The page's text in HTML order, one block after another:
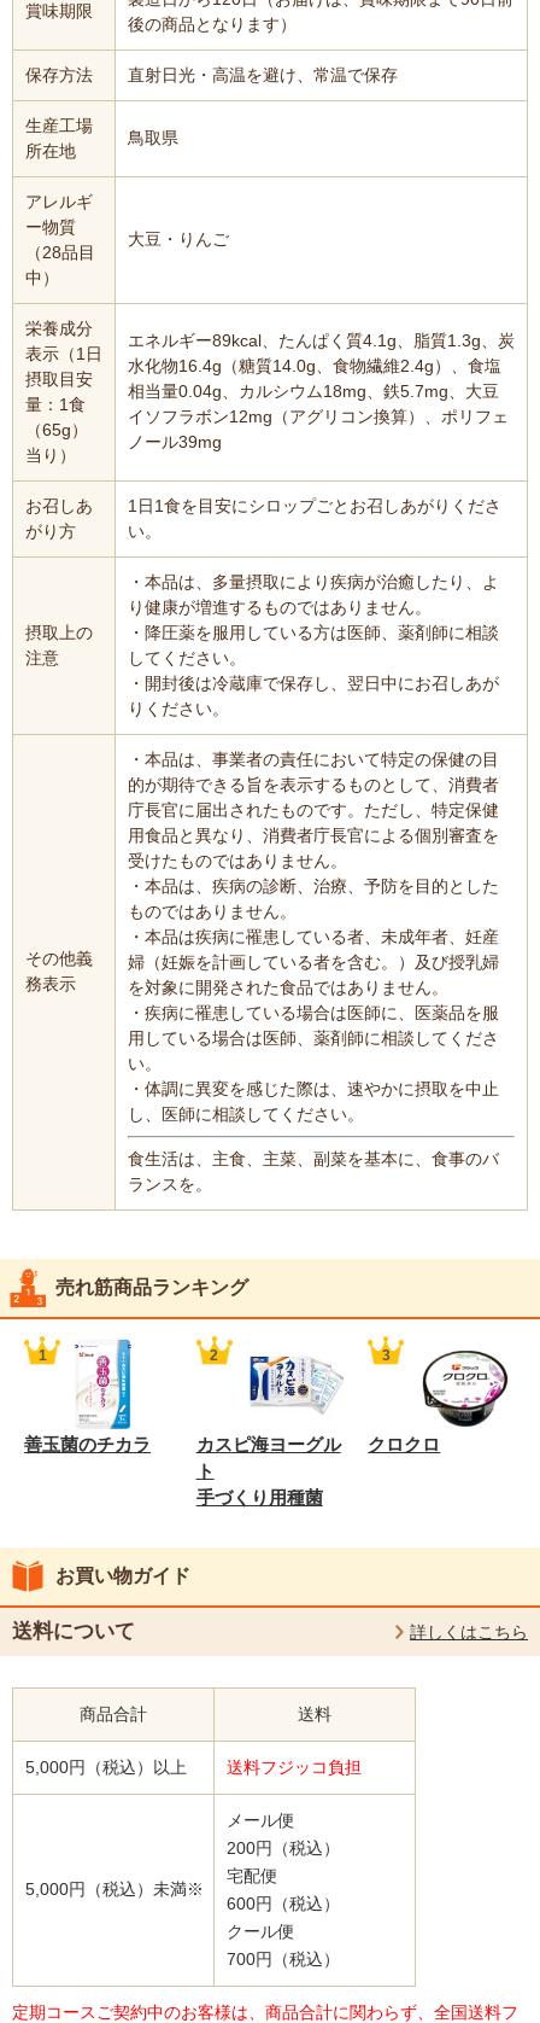
賞味期限
後の商品となります）
保存方法 直射日光・高温を避け、常温で保存
生産工場
所在地
鳥取県
アレルギ
ー物質
（28品目
中）
大豆・りんご
栄養成分
表示（1日
摂取目安
量：1食
（65g）
当り）
エネルギー89kcal、たんぱく質4.1g、脂質1.3g、炭
水化物16.4g（糖質14.0g、食物繊維2.4g）、食塩
相当量0.04g、カルシウム18mg、鉄5.7mg、大豆
イソフラボン12mg（アグリコン換算）、ポリフェ
ノール39mg
お召しあ
がり方
1日1食を目安にシロップごとお召しあがりくださ
い。
摂取上の
注意
・本品は、多量摂取により疾病が治癒したり、よ
り健康が増進するものではありません。
・降圧薬を服用している方は医師、薬剤師に相談
してください。
・開封後は冷蔵庫で保存し、翌日中にお召しあが
りください。
その他義
務表示
・本品は、事業者の責任において特定の保健の目
的が期待できる旨を表示するものとして、消費者
庁長官に届出されたものです。ただし、特定保健
用食品と異なり、消費者庁長官による個別審査を
受けたものではありません。
・本品は、疾病の診断、治療、予防を目的とした
ものではありません。
・本品は疾病に罹患している者、未成年者、妊産
婦（妊娠を計画している者を含む。）及び授乳婦
を対象に開発された食品ではありません。
・疾病に罹患している場合は医師に、医薬品を服
用している場合は医師、薬剤師に相談してくださ
い。
・体調に異変を感じた際は、速やかに摂取を中止
し、医師に相談してください。
食生活は、主食、主菜、副菜を基本に、食事のバ
ランスを。
売れ筋商品ランキング
善玉菌のチカラ
カスピ海ヨーグル
ト
手づくり用種菌
クロクロ
お買い物ガイド
送料について 詳しくはこちら
商品合計 送料
5,000円（税込）以上 送料フジッコ負担
5,000円（税込）未満※
メール便
200円（税込）
宅配便
600円（税込）
クール便
700円（税込）
定期コースご契約中のお客様は、商品合計に関わらず、全国送料フ